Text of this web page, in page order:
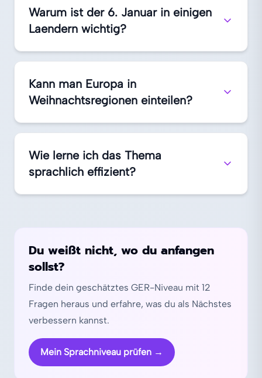
Warum ist der 6. Januar in einigen
Laendern wichtig?
Kann man Europa in
Weihnachtsregionen einteilen?
Wie lerne ich das Thema
sprachlich effizient?
Du weißt nicht, wo du anfangen
sollst?
Finde dein geschätztes GER-Niveau mit 12
Fragen heraus und erfahre, was du als Nächstes
verbessern kannst.
Mein Sprachniveau prüfen →